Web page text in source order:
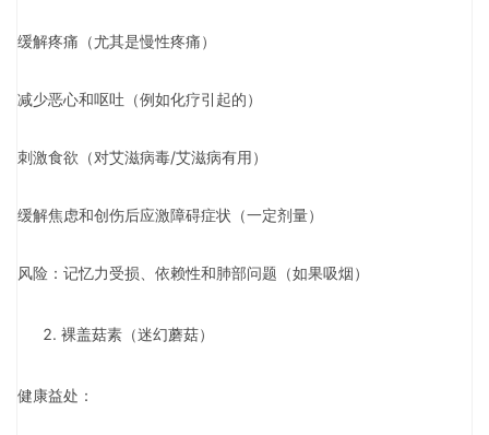
缓解疼痛（尤其是慢性疼痛）
减少恶心和呕吐（例如化疗引起的）
刺激食欲（对艾滋病毒/艾滋病有用）
缓解焦虑和创伤后应激障碍症状（一定剂量）
风险：记忆力受损、依赖性和肺部问题（如果吸烟）
裸盖菇素（迷幻蘑菇）
健康益处：